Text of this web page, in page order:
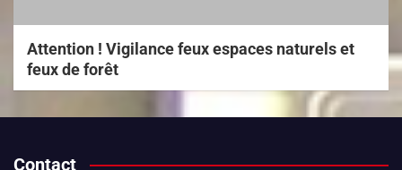
Attention ! Vigilance feux espaces naturels et
feux de forêt
Contact